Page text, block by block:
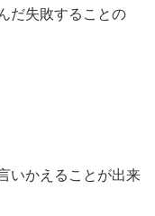
だ失敗することの
いかえることが出来